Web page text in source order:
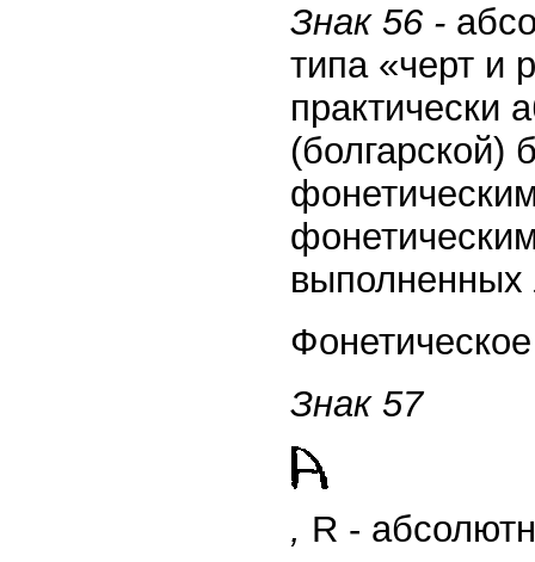
Знак 56 -
типа «черт и
практически
(болгарской)
Знак 57
, R -